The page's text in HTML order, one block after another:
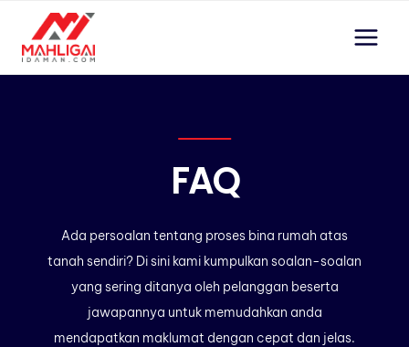
content
FAQ
Ada persoalan tentang proses bina rumah atas
tanah sendiri? Di sini kami kumpulkan soalan-soalan
yang sering ditanya oleh pelanggan beserta
jawapannya untuk memudahkan anda
mendapatkan maklumat dengan cepat dan jelas.